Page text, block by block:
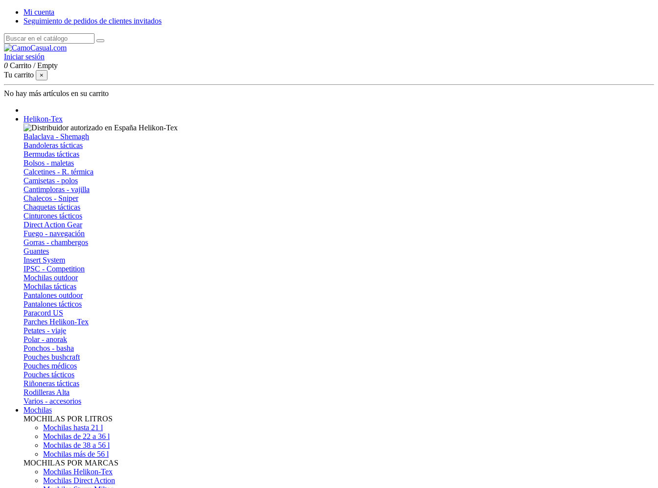
Mi cuenta
Seguimiento de pedidos de clientes invitados
Iniciar sesión
0 Carrito /Empty
Tu carrito
×
No hay más artículos en su carrito
Helikon-Tex
Balaclava - Shemagh
Bandoleras tácticas
Bermudas tácticas
Bolsos - maletas
Calcetines - R. térmica
Camisetas - polos
Cantimploras - vajilla
Chalecos - Sniper
Chaquetas tácticas
Cinturones tácticos
Direct Action Gear
Fuego - navegación
Gorras - chambergos
Guantes
Insert System
IPSC - Competition
Mochilas outdoor
Mochilas tácticas
Pantalones outdoor
Pantalones tácticos
Paracord US
Parches Helikon-Tex
Petates - viaje
Polar - anorak
Ponchos - basha
Pouches bushcraft
Pouches médicos
Pouches tácticos
Riñoneras tácticas
Rodilleras Alta
Varios - accesorios
Mochilas
MOCHILAS POR LITROS
Mochilas hasta 21 l
Mochilas de 22 a 36 l
Mochilas de 38 a 56 l
Mochilas más de 56 l
MOCHILAS POR MARCAS
Mochilas Helikon-Tex
Mochilas Direct Action